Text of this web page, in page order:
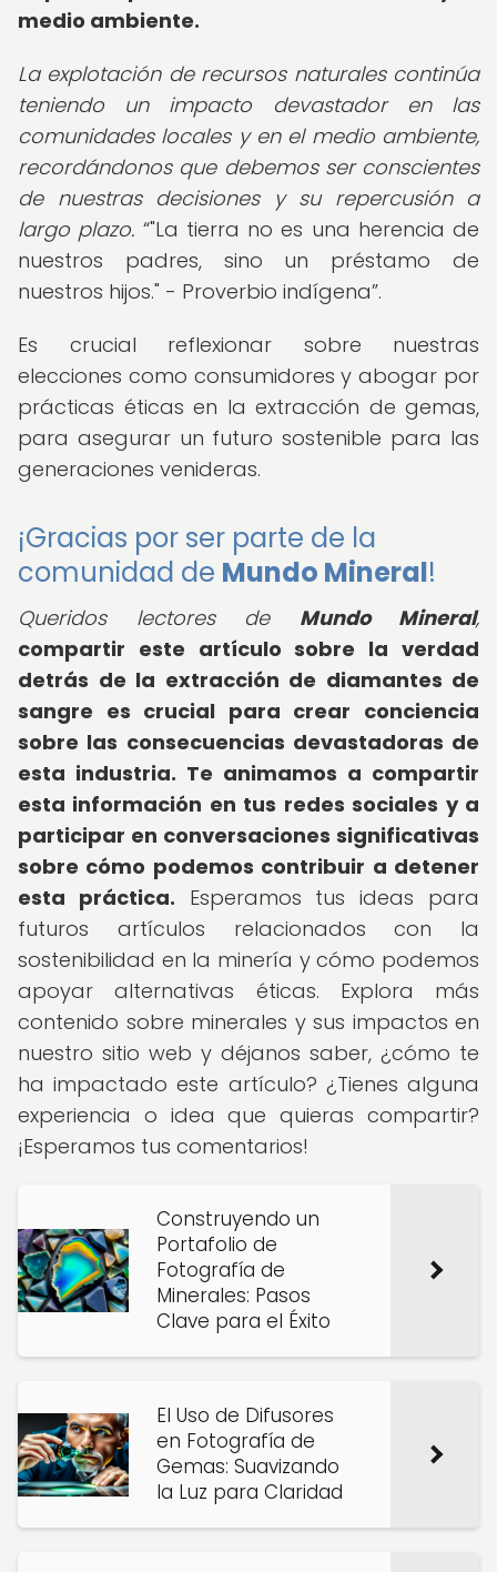
medio ambiente.
La explotación de recursos naturales continúa
teniendo un impacto devastador en las
comunidades locales y en el medio ambiente,
recordándonos que debemos ser conscientes
de nuestras decisiones y su repercusión a
largo plazo. "La tierra no es una herencia de
nuestros padres, sino un préstamo de
nuestros hijos." - Proverbio indígena .
Es crucial reflexionar sobre nuestras
elecciones como consumidores y abogar por
prácticas éticas en la extracción de gemas,
para asegurar un futuro sostenible para las
generaciones venideras.
¡Gracias por ser parte de la
comunidad de Mundo Mineral!
Queridos lectores de Mundo Mineral,
compartir este artículo sobre la verdad
detrás de la extracción de diamantes de
sangre es crucial para crear conciencia
sobre las consecuencias devastadoras de
esta industria. Te animamos a compartir
esta información en tus redes sociales y a
participar en conversaciones significativas
sobre cómo podemos contribuir a detener
esta práctica. Esperamos tus ideas para
futuros artículos relacionados con la
sostenibilidad en la minería y cómo podemos
apoyar alternativas éticas. Explora más
contenido sobre minerales y sus impactos en
nuestro sitio web y déjanos saber, ¿cómo te
ha impactado este artículo? ¿Tienes alguna
experiencia o idea que quieras compartir?
¡Esperamos tus comentarios!
Construyendo un
Portafolio de
Fotografía de
Minerales: Pasos
Clave para el Éxito
El Uso de Difusores
en Fotografía de
Gemas: Suavizando
la Luz para Claridad